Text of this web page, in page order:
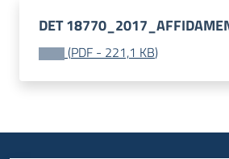
DET
(PDF - 221,1 KB)